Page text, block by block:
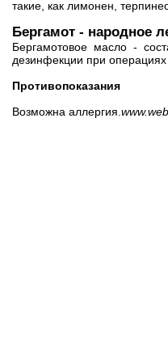
такие, как лимонен,
Бергамот - народное
Бергамотовое масло -
дезинфекции при операциях
Противопоказания
Возможна аллергия.